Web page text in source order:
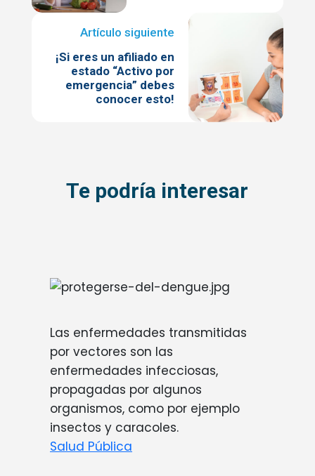
¡Si eres un afiliado en
estado “Activo por
emergencia” debes
conocer esto!
Te podría interesar
Imagen
Las enfermedades transmitidas
por vectores son las
enfermedades infecciosas,
propagadas por algunos
organismos, como por ejemplo
insectos y caracoles.
Salud Pública